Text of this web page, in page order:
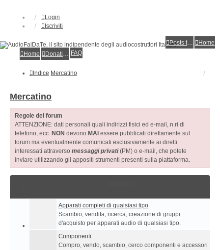
Login
Iscriviti
Posts toplist
Home
Home
Donations FAQ
Indice Mercatino
Mercatino
Regole del forum
ATTENZIONE: dati personali quali indirizzi fisici ed e-mail, n.ri di
telefono, ecc. NON devono MAI essere pubblicati direttamente sul
forum ma eventualmente comunicati esclusivamente ai diretti
interessati attraverso messaggi privati(PM) o e-mail, che potete
inviare utilizzando gli appositi strumenti presenti sulla piattaforma.
Apparati completi di qualsiasi tipo
Scambio, vendita, ricerca, creazione di gruppi
d'acquisto per apparati audio di qualsiasi tipo.
Componenti
Compro, vendo, scambio, cerco componenti e accessori